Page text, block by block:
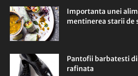
Importanta unei
mentinerea starii de
Pantofii barbatesti
rafinata